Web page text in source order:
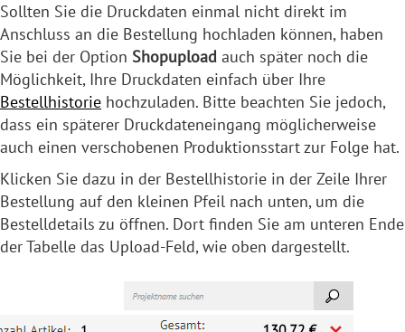
Sollten Sie die Druckdaten einmal nicht direkt im
Anschluss an die Bestellung hochladen können, haben
Sie bei der Option Shopupload auch später noch die
Möglichkeit, Ihre Druckdaten einfach über Ihre
Bestellhistorie hochzuladen. Bitte beachten Sie jedoch,
dass ein späterer Druckdateneingang möglicherweise
auch einen verschobenen Produktionsstart zur Folge hat.
Klicken Sie dazu in der Bestellhistorie in der Zeile Ihrer
Bestellung auf den kleinen Pfeil nach unten, um die
Bestelldetails zu öffnen. Dort finden Sie am unteren Ende
der Tabelle das Upload-Feld, wie oben dargestellt.